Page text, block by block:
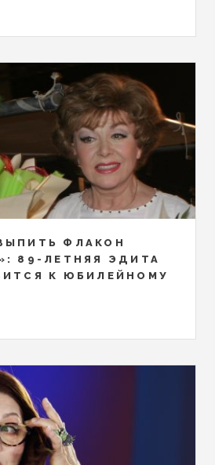
ФЛАКОН
89-ЛЕТНЯЯ ЭДИТА
К ЮБИЛЕЙНОМУ